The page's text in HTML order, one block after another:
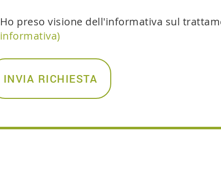
Ho preso visione dell'informativa sul
informativa)